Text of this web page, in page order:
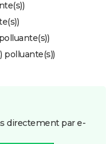
polluante(s))
directement par e-